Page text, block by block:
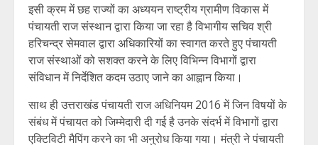
इसी क्रम में छह राज्यों का अध्ययन राष्ट्रीय ग्रामीण विकास में
पंचायती राज संस्थान द्वारा किया जा रहा है विभागीय सचिव श्री
हरिचन्द्र सेमवाल द्वारा अधिकारियों का स्वागत करते हुए पंचायती
राज संस्थाओं को सशक्त करने के लिए विभिन्न विभागों द्वारा
संविधान में निर्देशित कदम उठाए जाने का आह्वान किया।
साथ ही उत्तराखंड पंचायती राज अधिनियम 2016 में जिन विषयों के
संबंध में पंचायत को जिम्मेदारी दी गई है उनके संदर्भ में विभागों द्वारा
एक्टिविटी मैपिंग करने का भी अनुरोध किया गया। मंत्री ने पंचायती